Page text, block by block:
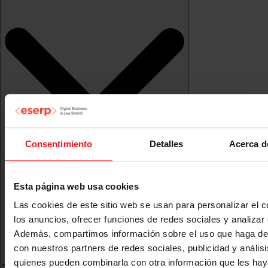
Consentimiento Detalles Acerca
Esta página web usa cookies
Las cookies de este sitio web se usan para personalizar el
los anuncios, ofrecer funciones de redes sociales y analizar
Además, compartimos información sobre el uso que haga
con nuestros partners de redes sociales, publicidad y
quienes pueden combinarla con otra información que les